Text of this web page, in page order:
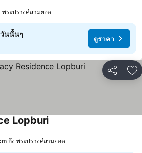
พระปรางค์สามยอด
วันนั้นๆ
ดูราคา
แชร์ เ
Lopburi
ถึง พระปรางค์สามยอด